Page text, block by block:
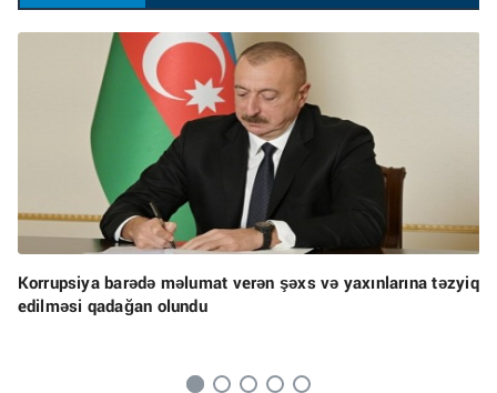
Korrupsiya barədə məlumat verən şəxs və yaxınlarına təzyiq
edilməsi qadağan olundu